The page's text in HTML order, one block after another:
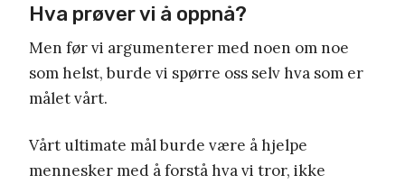
Hva prøver vi å oppnå?
Men før vi argumenterer med noen om noe
som helst, burde vi spørre oss selv hva som er
målet vårt.
Vårt ultimate mål burde være å hjelpe
mennesker med å forstå hva vi tror, ikke